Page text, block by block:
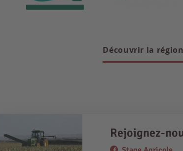
Découvrir la
Rejoignez-